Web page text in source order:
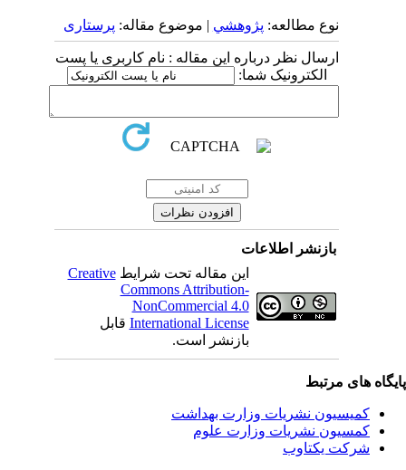
نوع مطالعه:پژوهشي| موضوع مقاله:پرستاری
ارسال نظر درباره این مقاله : نام کاربری یا پست
الکترونیک شما:
بازنشر اطلاعات
این مقاله تحت شرایطCreative
Commons Attribution-
NonCommercial 4.0
International Licenseقابل
بازنشر است.
های مرتبط
کمیسیون نشریات وزارت بهداشت
کمسیون نشریات وزارت علوم
شرکت یکتاوب